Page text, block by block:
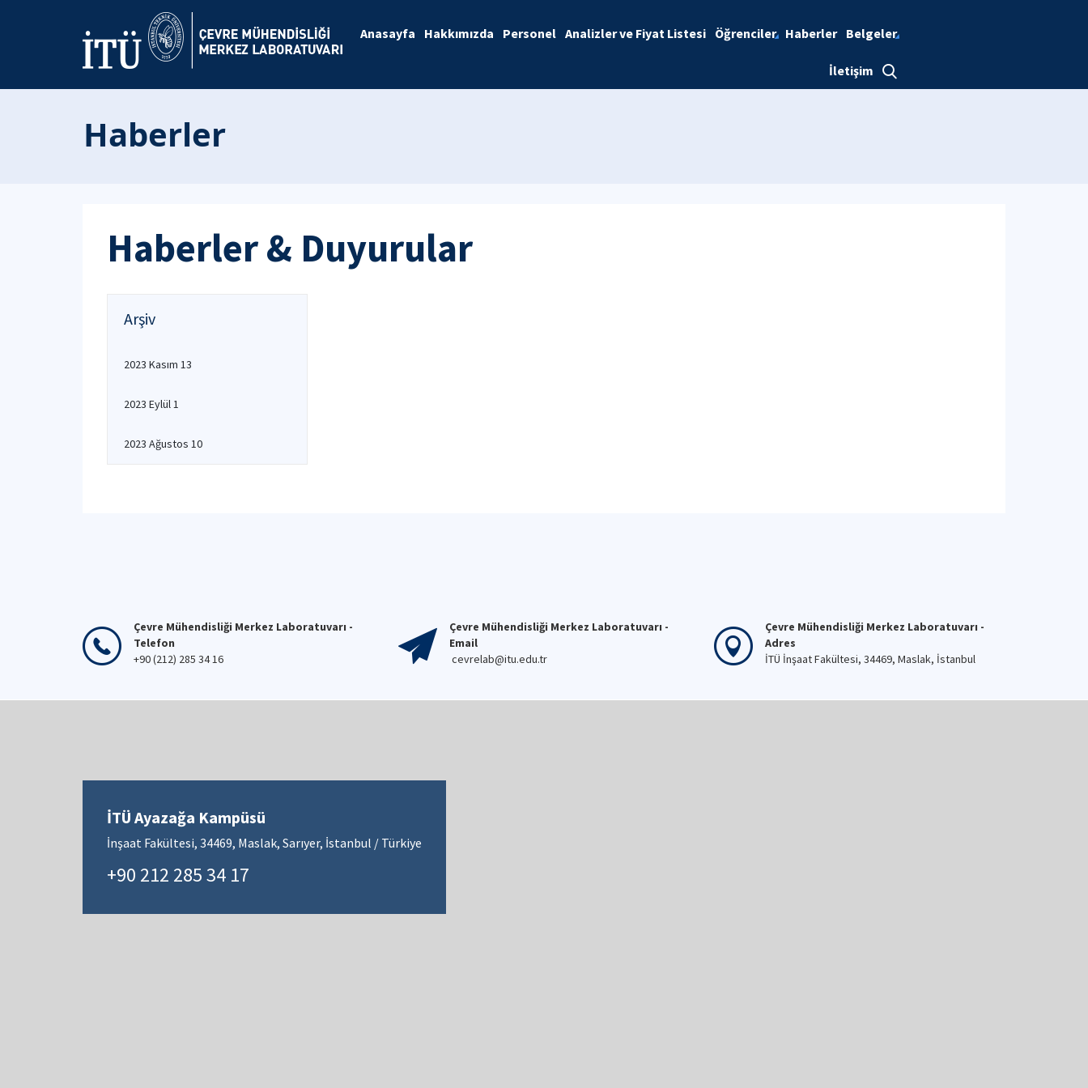
Anasayfa Hakkımızda Personel Analizler ve Fiyat Listesi Öğrenciler Haberler Belgeler
İletişim
Haberler
Haberler & Duyurular
Arşiv
2023 Kasım 13
2023 Eylül 1
2023 Ağustos 10
Çevre Mühendisliği Merkez Laboratuvarı -
Telefon
+90 (212) 285 34 16
Çevre Mühendisliği Merkez Laboratuvarı -
Email
cevrelab@itu.edu.tr
Çevre Mühendisliği Merkez Laboratuvarı -
Adres
İTÜ İnşaat Fakültesi, 34469, Maslak, İstanbul
İTÜ Ayazağa Kampüsü
İnşaat Fakültesi, 34469, Maslak, Sarıyer, İstanbul / Türkiye
+90 212 285 34 17